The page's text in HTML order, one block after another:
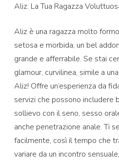
a
Aliz: La Tua Ragazza
Aliz è una ragazza molto
setosa e morbida, un bel
grande e afferrabile. Se stai
glamour, curvilinea, simile a
Aliz! Offre un’esperienza da
servizi che possono includere
sollievo con il seno, sesso
anche penetrazione anale. Ti
facilmente, così il tempo che
variare da un incontro